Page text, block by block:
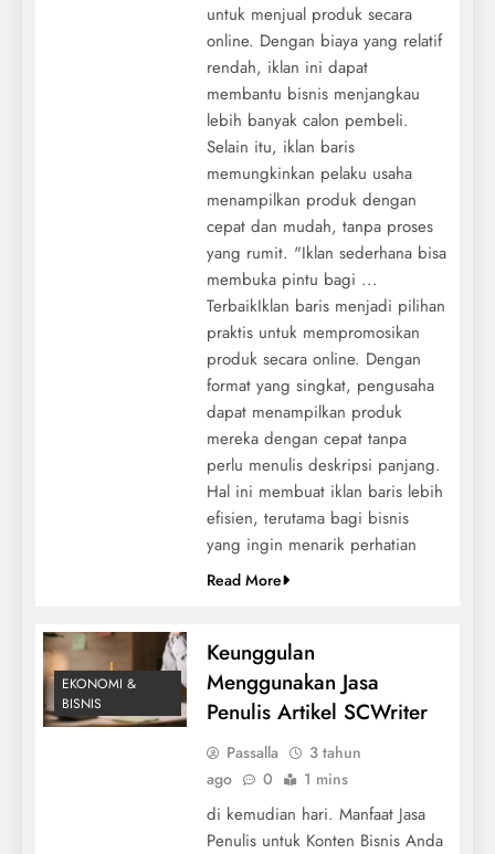
untuk menjual produk secara
online. Dengan biaya yang relatif
rendah, iklan ini dapat
membantu bisnis menjangkau
lebih banyak calon pembeli.
Selain itu, iklan baris
memungkinkan pelaku usaha
menampilkan produk dengan
cepat dan mudah, tanpa proses
yang rumit. "Iklan sederhana bisa
membuka pintu bagi ...
TerbaikIklan baris menjadi pilihan
praktis untuk mempromosikan
produk secara online. Dengan
format yang singkat, pengusaha
dapat menampilkan produk
mereka dengan cepat tanpa
perlu menulis deskripsi panjang.
Hal ini membuat iklan baris lebih
efisien, terutama bagi bisnis
yang ingin menarik perhatian
Read More
EKONOMI &
BISNIS
Keunggulan
Menggunakan Jasa
Penulis Artikel SCWriter
Passalla
3 tahun
ago
0 1 mins
di kemudian hari. Manfaat Jasa
Penulis untuk Konten Bisnis Anda